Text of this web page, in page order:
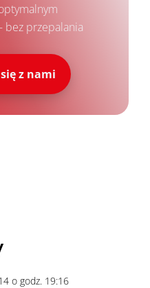
bez przepalania
z nami
o godz. 19:16